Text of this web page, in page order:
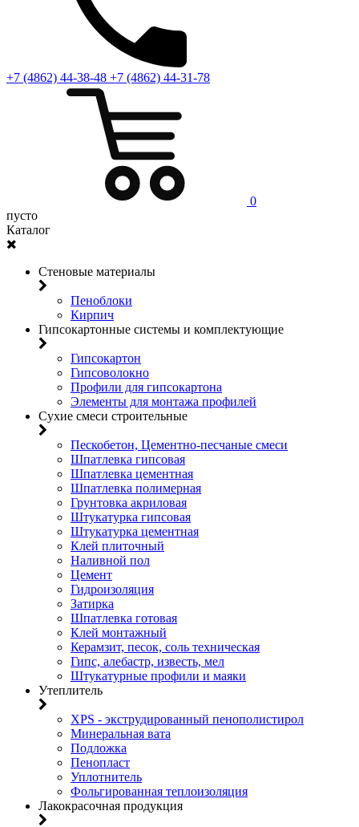
+7 (4862) 44-38-48 +7 (4862) 44-31-78
0
пусто
Каталог
Стеновые материалы
Пеноблоки
Кирпич
Гипсокартонные системы и комплектующие
Гипсокартон
Гипсоволокно
Профили для гипсокартона
Элементы для монтажа профилей
Сухие смеси строительные
Пескобетон, Цементно-песчаные смеси
Шпатлевка гипсовая
Шпатлевка цементная
Шпатлевка полимерная
Грунтовка акриловая
Штукатурка гипсовая
Штукатурка цементная
Клей плиточный
Наливной пол
Цемент
Гидроизоляция
Затирка
Шпатлевка готовая
Клей монтажный
Керамзит, песок, соль техническая
Гипс, алебастр, известь, мел
Штукатурные профили и маяки
Утеплитель
XPS - экструдированный пенополистирол
Минеральная вата
Подложка
Пенопласт
Уплотнитель
Фольгированная теплоизоляция
Лакокрасочная продукция